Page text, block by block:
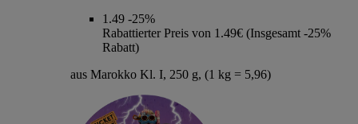
1.49 -25%
Rabattierter Preis von 1.49€ (Insgesamt -25%
Rabatt)
aus Marokko Kl. I, 250 g, (1 kg = 5,96)